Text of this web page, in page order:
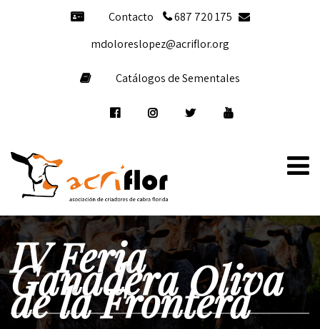
Contacto
687 720 175
mdoloreslopez@acriflor.org
Catálogos de Sementales
IV Feria
Ganadera Oliva
de la Frontera